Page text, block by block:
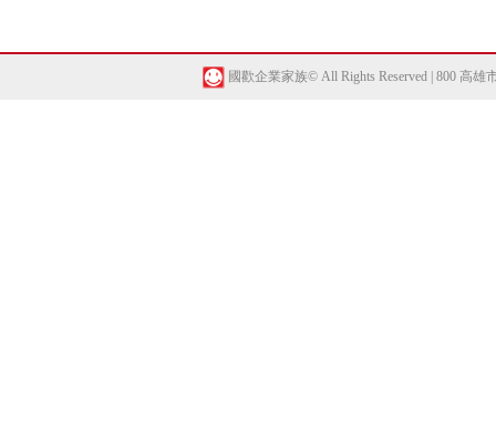
國歡企業家族© All Rights Reserved | 800 高雄